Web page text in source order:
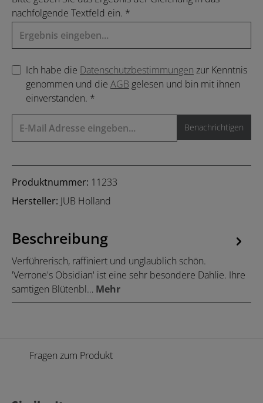
nachfolgende Textfeld ein. *
Ich habe die Datenschutzbestimmungen zur Kenntnis
genommen und die AGB gelesen und bin mit ihnen
einverstanden. *
Benachrichtigen
Produktnummer: 11233
Hersteller: JUB Holland
Beschreibung
Verführerisch, raffiniert und unglaublich schön.
'Verrone's Obsidian' ist eine sehr besondere Dahlie. Ihre
samtigen Blütenbl… Mehr
Fragen zum Produkt